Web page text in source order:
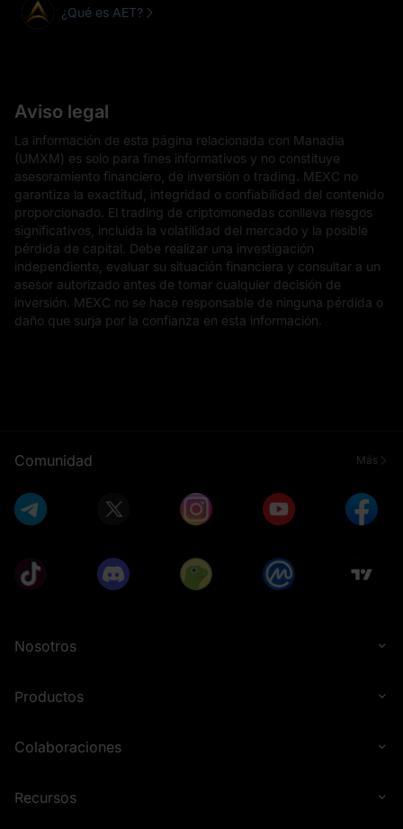
¿Qué es AET?
Aviso legal
La información de esta página relacionada con Manadia
(UMXM) es solo para fines informativos y no constituye
asesoramiento financiero, de inversión o trading. MEXC no
garantiza la exactitud, integridad o confiabilidad del contenido
proporcionado. El trading de criptomonedas conlleva riesgos
significativos, incluida la volatilidad del mercado y la posible
pérdida de capital. Debe realizar una investigación
independiente, evaluar su situación financiera y consultar a un
asesor autorizado antes de tomar cualquier decisión de
inversión. MEXC no se hace responsable de ninguna pérdida o
daño que surja por la confianza en esta información.
Comunidad Más
Nosotros
Productos
Colaboraciones
Recursos